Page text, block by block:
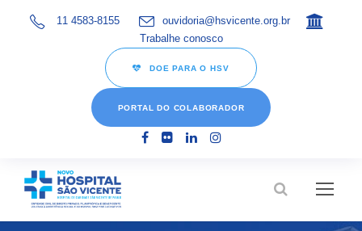
11 4583-8155
ouvidoria@hsvicente.org.br
Trabalhe conosco
DOE PARA O HSV
PORTAL DO COLABORADOR